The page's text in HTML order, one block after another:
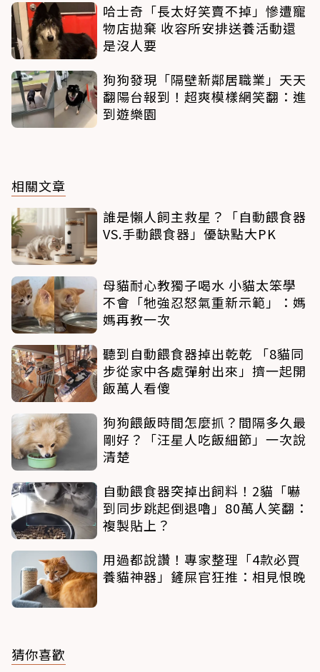
哈士奇「長太好笑賣不掉」慘遭寵
物店拋棄 收容所安排送養活動還
是沒人要
狗狗發現「隔壁新鄰居職業」天天
翻陽台報到！超爽模樣網笑翻：進
到遊樂園
相關文章
誰是懶人飼主救星？「自動餵食器
VS.手動餵食器」優缺點大PK
母貓耐心教獨子喝水 小貓太笨學
不會「牠強忍怒氣重新示範」：媽
媽再教一次
聽到自動餵食器掉出乾乾 「8貓同
步從家中各處彈射出來」擠一起開
飯萬人看傻
狗狗餵飯時間怎麼抓？間隔多久最
剛好？「汪星人吃飯細節」一次說
清楚
自動餵食器突掉出飼料！2貓「嚇
到同步跳起倒退嚕」80萬人笑翻：
複製貼上？
用過都說讚！專家整理「4款必買
養貓神器」鏟屎官狂推：相見恨晚
猜你喜歡